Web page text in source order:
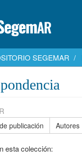
SEGEMAR
publicación Autores
esta colección: